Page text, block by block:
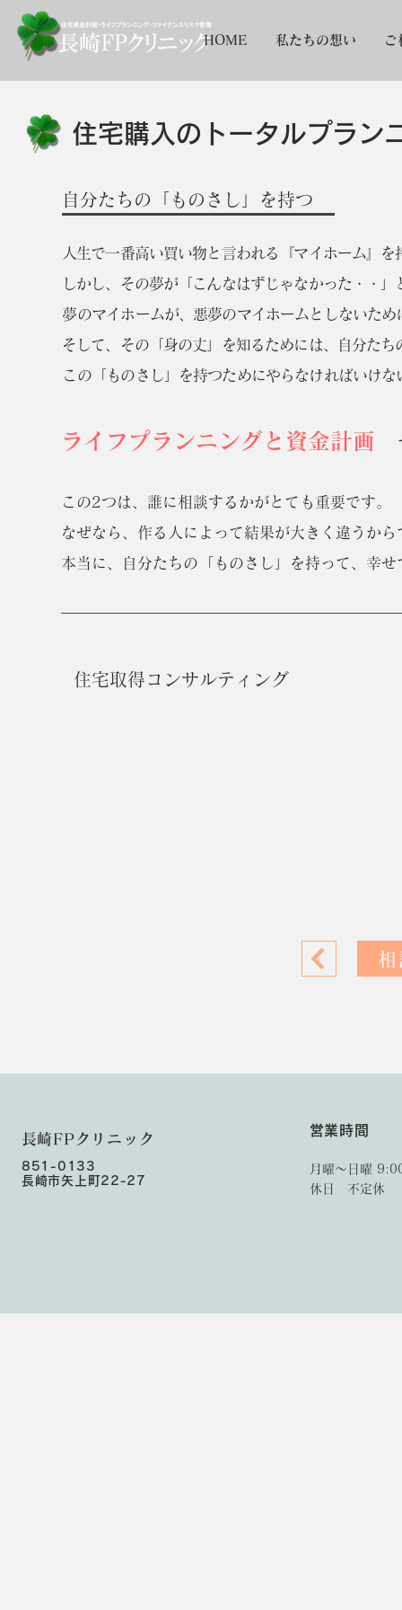
<-image id="img_pageBackground_h2tos" class="jhxvbR Kv1aVt
HOME 私たちの想い ご
住宅購入のトータルプラン
​自分たちの「ものさし」を持つ
人生で一番高い買い物と言われる『マイホーム』
しかし、その夢が「こんなはずじゃなかった・・
夢のマイホームが、悪夢のマイホームとしないた
そして、その「身の丈」を知るためには、自分た
​この「ものさし」を持つためにやらなければいけな
​ライフプランニングと資金計画
この2つは、誰に相談するかがとても重要です。
なぜなら、作る人によって結果が大きく違うか
本当に、自分たちの「ものさし」を持って、幸
​住宅取得コンサルティング
​長崎FPクリニック
851-0133
​長崎市矢上町22-27
​営業時間
月曜〜日曜
​休日 不定休